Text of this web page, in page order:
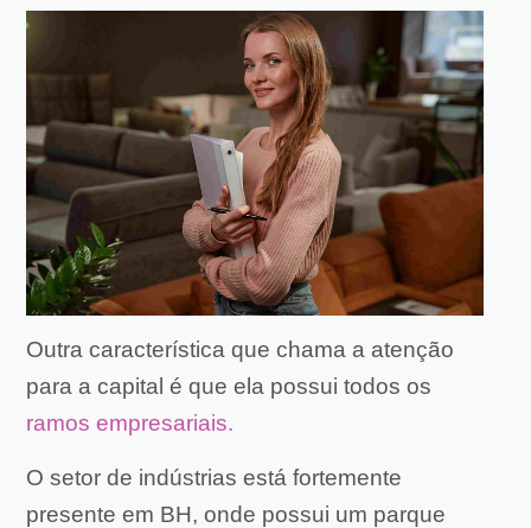
Outra característica que chama a atenção
para a capital é que ela possui todos os
ramos empresariais.
O setor de indústrias está fortemente
presente em BH, onde possui um parque